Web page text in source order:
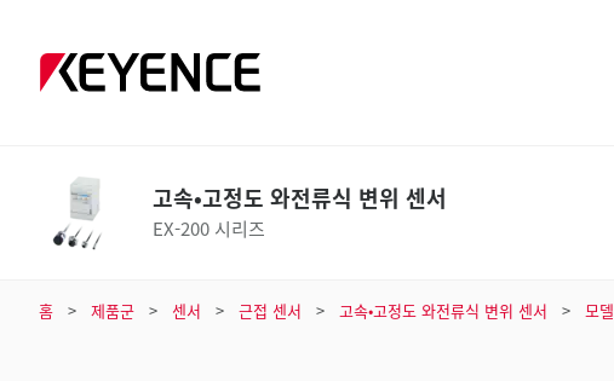
고속•고정도 와전류식 변위 센서
EX-200 시리즈
홈 제품군 센서 근접 센서 고속•고정도 와전류식 변위 센서 모델